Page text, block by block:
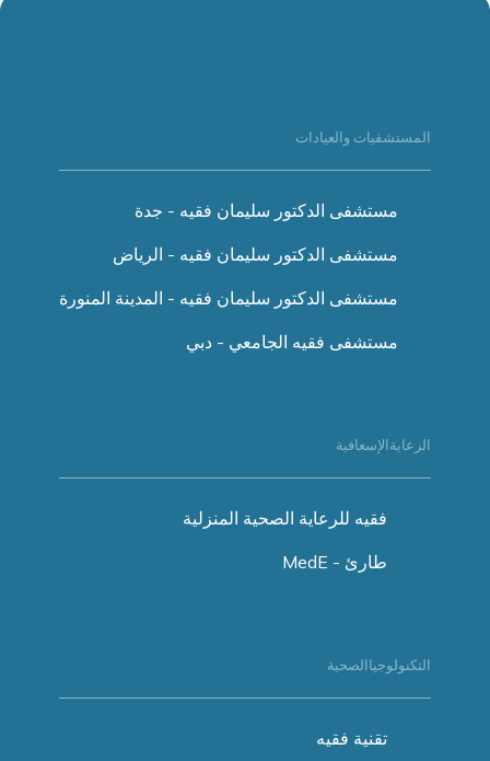
المستشفيات والعيادات
مستشفى الدكتور سليمان فقيه - جدة
مستشفى الدكتور سليمان فقيه - الرياض
مستشفى الدكتور سليمان فقيه - المدينة المنورة
مستشفى فقيه الجامعي - دبي
الرعايةالإسعافية
فقيه للرعاية الصحية المنزلية
طارئ - MedE
التكنولوجياالصحية
تقنية فقيه